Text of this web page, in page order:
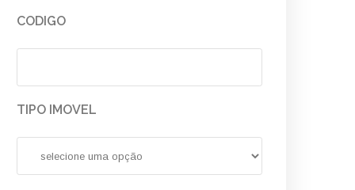
CODIGO
TIPO IMOVEL